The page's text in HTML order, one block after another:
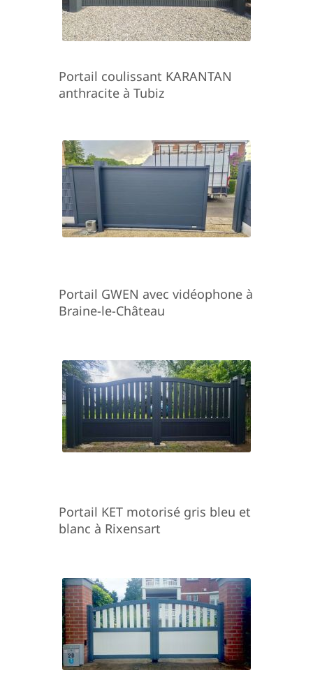
Portail coulissant KARANTAN
anthracite à Tubiz
Portail GWEN avec vidéophone à
Braine-le-Château
Portail KET motorisé gris bleu et
blanc à Rixensart